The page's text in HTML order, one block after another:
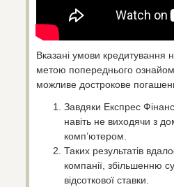
Вказані умови
метою попереднього
можливе дострокове
Завдяки Експрес
навіть не виходячи з
комп’ютером.
Таких результатів
компанії, збільшенню
відсоткової ставки.